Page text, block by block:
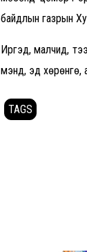
байдлын газрын
Иргэд, малчид,
мэнд, эд хөрөнгө,
TAGS